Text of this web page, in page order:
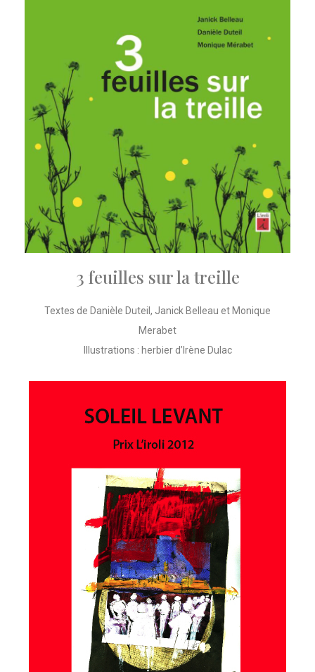
3 feuilles sur la treille
Textes de Danièle Duteil, Janick Belleau et Monique
Merabet
Illustrations : herbier d’Irène Dulac